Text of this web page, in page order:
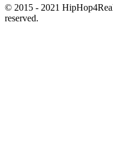
© 2015 - 2021
reserved.